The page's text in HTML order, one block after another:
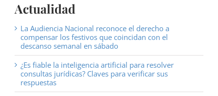
Actualidad
La Audiencia Nacional reconoce el derecho a
compensar los festivos que coincidan con el
descanso semanal en sábado
¿Es fiable la inteligencia artificial para resolver
consultas jurídicas? Claves para verificar sus
respuestas